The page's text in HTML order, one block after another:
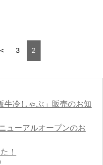
< 3 2
牛冷しゃぶ」販売のお知
ューアルオープンのお
！